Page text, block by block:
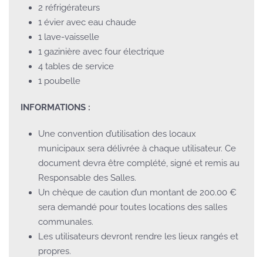
2 réfrigérateurs
1 évier avec eau chaude
1 lave-vaisselle
1 gazinière avec four électrique
4 tables de service
1 poubelle
INFORMATIONS :
Une convention d’utilisation des locaux
municipaux sera délivrée à chaque utilisateur. Ce
document devra être complété, signé et remis au
Responsable des Salles.
Un chèque de caution d’un montant de 200.00 €
sera demandé pour toutes locations des salles
communales.
Les utilisateurs devront rendre les lieux rangés et
propres.